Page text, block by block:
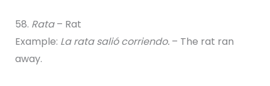
58. Rata– Rat
Example: La rata salió corriendo.– The rat ran
away.